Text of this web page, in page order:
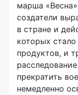
марша
создатели
в стране и
которых
продуктов, и
прекратить
немедленно